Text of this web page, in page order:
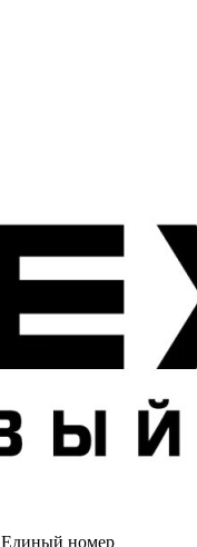
Единый номер